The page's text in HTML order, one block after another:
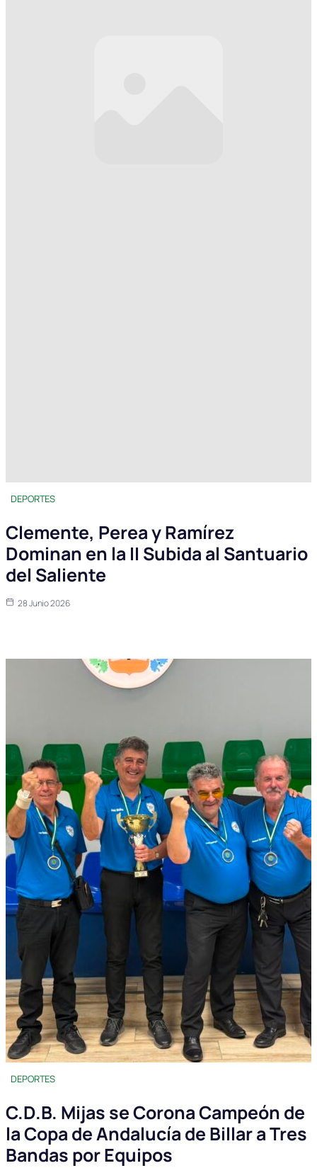
DEPORTES
Clemente, Perea y Ramírez
Dominan en la II Subida al Santuario
del Saliente
28 Junio 2026
DEPORTES
C.D.B. Mijas se Corona Campeón de
la Copa de Andalucía de Billar a Tres
Bandas por Equipos